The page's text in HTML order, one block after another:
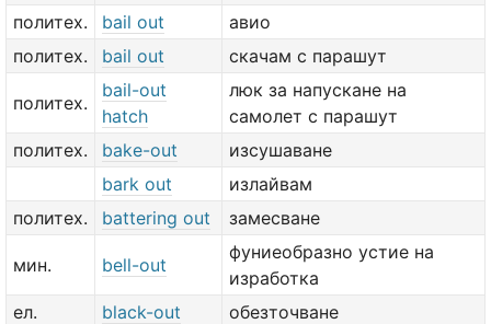
политех.
bail out
авио
политех.
bail out скачам с парашут
политех.
bail-out
hatch
люк за напускане на
самолет с парашут
политех.
bake-out
изсушаване
bark out
излайвам
политех.
battering out замесване
мин. bell-out
фуниеобразно устие на
изработка
ел.
black-out
обезточване